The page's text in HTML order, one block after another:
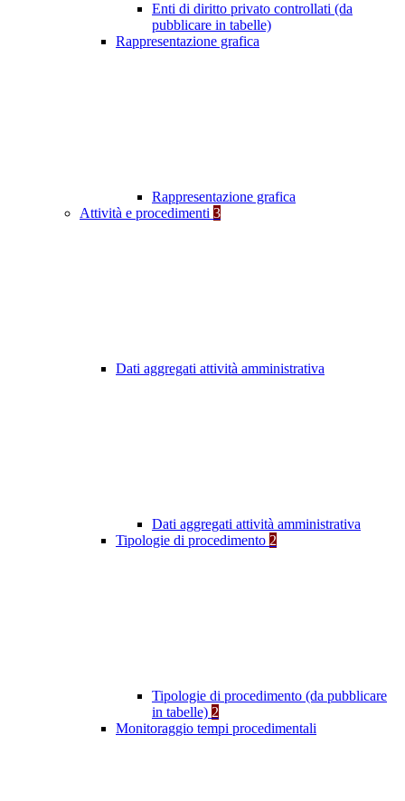
Enti di diritto privato controllati (da
pubblicare in tabelle)
Rappresentazione grafica
Rappresentazione grafica
Attività e procedimenti 3
Dati aggregati attività amministrativa
Dati aggregati attività amministrativa
Tipologie di procedimento 2
Tipologie di procedimento (da pubblicare
in tabelle) 2
Monitoraggio tempi procedimentali